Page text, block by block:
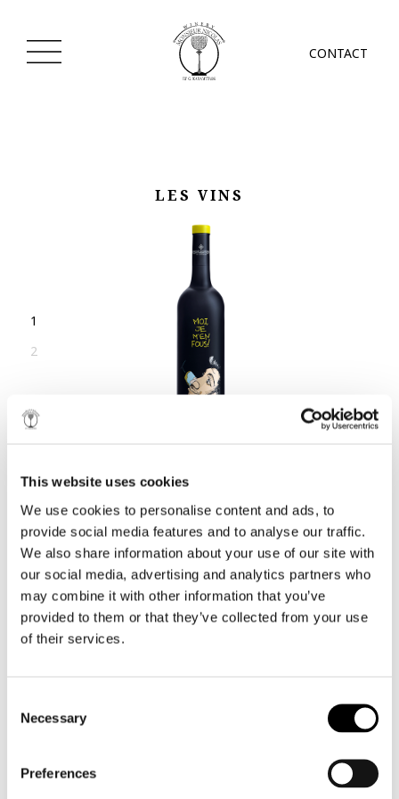
This website uses cookies
We use cookies to personalise content and ads, to
provide social media features and to analyse our traffic.
We also share information about your use of our site with
our social media, advertising and analytics partners who
may combine it with other information that you’ve
provided to them or that they’ve collected from your use
of their services.
Selection
Necessary
Preferences
CONTACT
LES VINS
1
2
MOI, JE M’EN FOUS!
BLANC
AWARDS e-BROCHURE
Balkans International Wine Competition - Silver Medal
International Wine Contest Of Greece - Bronze Medal
VIF, FRAIS, DIVERTISSANT
acquiert une toute autre dimension lorsqu’il grandit
à l'ombre des monts Agrafa, arrosé par la brume du
Ce vin blanc se distingue par ses arômes réjouissants,